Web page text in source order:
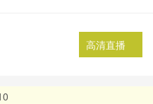
高清直播